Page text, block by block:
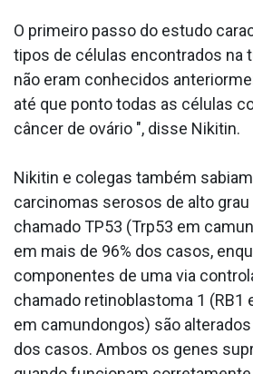
O primeiro passo do estudo
tipos de células encontrados na
não eram conhecidos
até que ponto todas as células
câncer de ovário ", disse Nikitin.
Nikitin e colegas também
carcinomas serosos de alto
chamado TP53 (Trp53 em
em mais de 96% dos casos,
componentes de uma via
chamado retinoblastoma 1 (RB1
em camundongos) são
dos casos. Ambos os genes